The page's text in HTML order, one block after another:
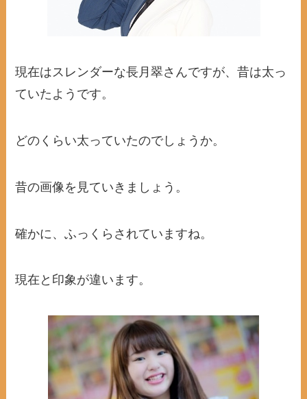
現在はスレンダーな長月翠さんですが、昔は太っ
ていたようです。
どのくらい太っていたのでしょうか。
昔の画像を見ていきましょう。
確かに、ふっくらされていますね。
現在と印象が違います。